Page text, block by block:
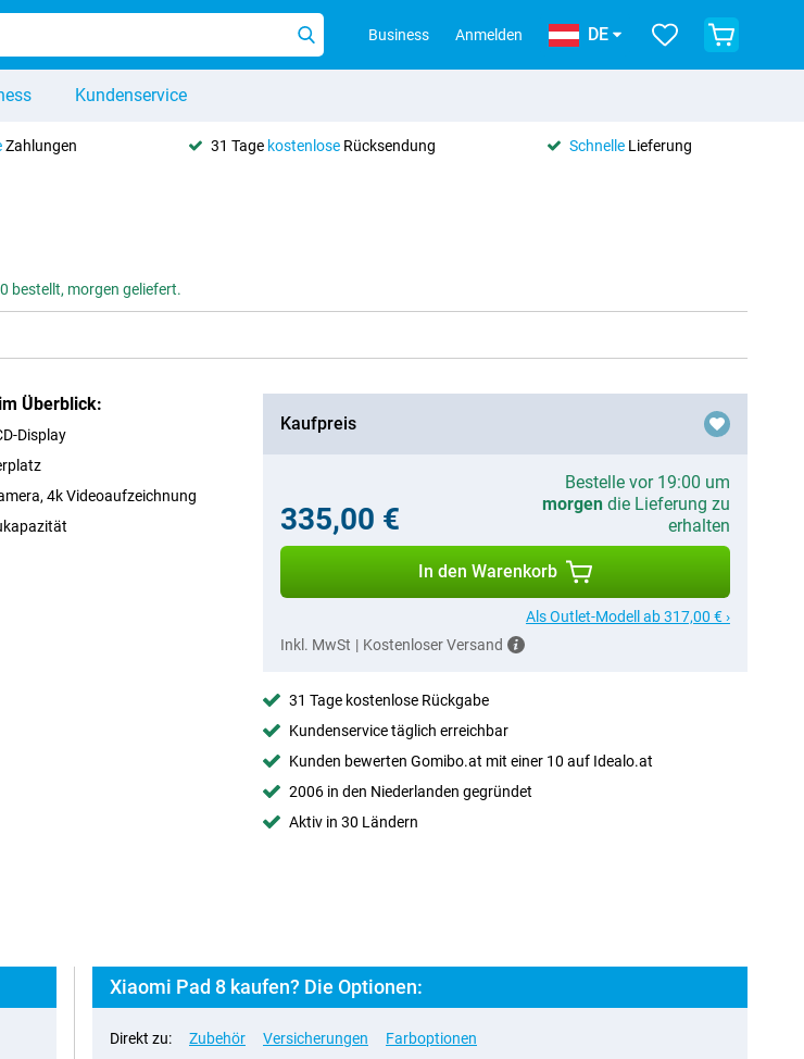
Business Anmelden DE
Kundenservice
Zahlungen 31 Tage kostenloseRücksendung SchnelleLieferung
bestellt, morgen geliefert.
Überblick:
Display
4k Videoaufzeichnung
Kaufpreis
335,00 €
Bestelle vor 19:00 um
morgendie Lieferung zu
erhalten
In den Warenkorb
Als Outlet-Modell ab 317,00 € ›
Inkl. MwSt | Kostenloser Versand
31 Tage kostenlose Rückgabe
Kundenservice täglich erreichbar
Kunden bewerten Gomibo.at mit einer 10 auf Idealo.at
2006 in den Niederlanden gegründet
Aktiv in 30 Ländern
Xiaomi Pad 8 kaufen? Die Optionen:
Direkt zu: Zubehör Versicherungen Farboptionen